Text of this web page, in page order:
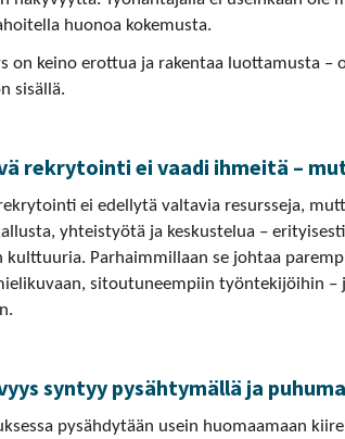
huonoa kokemusta.
on keino erottua ja rakentaa luottamusta –
sisällä.
rekrytointi ei vaadi ihmeitä –
ei edellytä valtavia resursseja,
yhteistyötä ja keskustelua –
kulttuuria. Parhaimmillaan se johtaa
sitoutuneempiin työntekijöihin –
syntyy pysähtymällä ja
pysähdytään usein huomaamaan